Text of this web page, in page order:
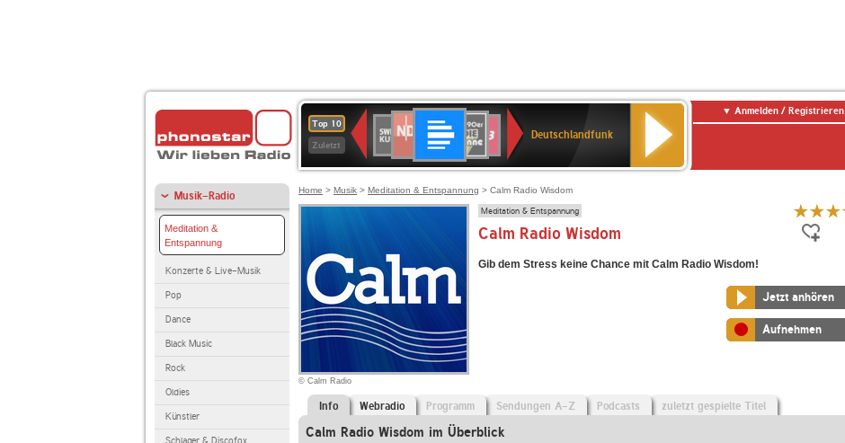
Top 10
Zuletzt
Deutschlandfunk
80er
90er
OLDIE
ANTENNE
SWR3
SWR
Kultur
2
Deutschlandfunk
Anmelden / Registrieren
Musik-Radio
Meditation &
Entspannung
Konzerte & Live-Musik
Pop
Dance
Black Music
Rock
Oldies
Künstler
Home > Musik > Meditation & Entspannung > Calm Radio Wisdom
© Calm Radio
Meditation & Entspannung
Calm Radio Wisdom
Gib dem Stress keine Chance mit Calm Radio Wisdom!
Jetzt anhören
Aufnehmen
Info Webradio Programm Sendungen A-Z Podcasts zuletzt gespielte Titel
Calm Radio Wisdom im Überblick